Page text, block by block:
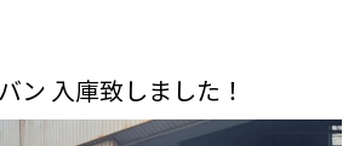
ン 入庫致しました！